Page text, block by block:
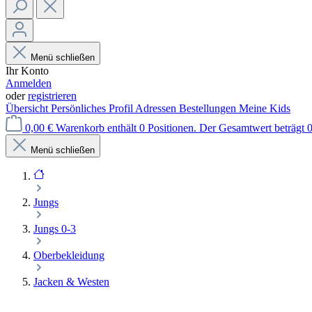
Menü schließen
Ihr Konto
Anmelden
oderregistrieren
Übersicht Persönliches Profil Adressen Bestellungen Meine Kids
0,00 € Warenkorb enthält 0 Positionen. Der Gesamtwert beträgt
Menü schließen
Jungs
Jungs 0-3
Oberbekleidung
Jacken & Westen